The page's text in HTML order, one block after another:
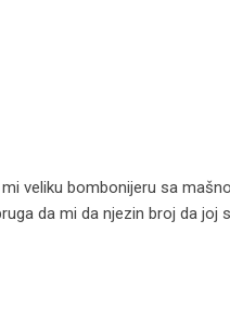
veliku bombonijeru sa
da mi da njezin broj da joj